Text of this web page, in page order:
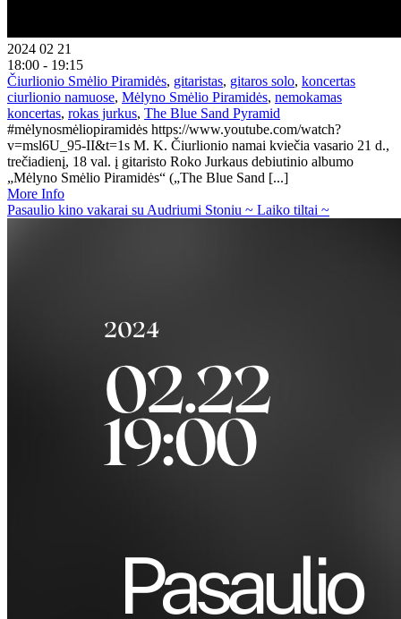
2024 02 21
18:00 - 19:15
Čiurlionio Smėlio Piramidės, gitaristas, gitaros solo, koncertas
ciurlionio namuose, Mėlyno Smėlio Piramidės, nemokamas
koncertas, rokas jurkus, The Blue Sand Pyramid
#mėlynosmėliopiramidės https://www.youtube.com/watch?
v=msl6U_95-II&t=1s M. K. Čiurlionio namai kviečia vasario 21 d.,
trečiadienį, 18 val. į gitaristo Roko Jurkaus debiutinio albumo
„Mėlyno Smėlio Piramidės“ („The Blue Sand [...]
More Info
Pasaulio kino vakarai su Audriumi Stoniu ~ Laiko tiltai ~